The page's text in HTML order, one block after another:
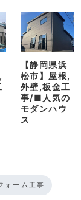
【静岡県浜
松市】屋根,
外壁,板金工
事/■人気の
モダンハウ
ス
ォーム工事